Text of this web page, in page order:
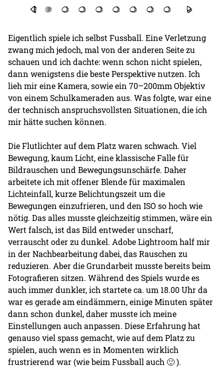
Eigentlich spiele ich selbst Fussball. Eine Verletzung
zwang mich jedoch, mal von der anderen Seite zu
schauen und ich dachte: wenn schon nicht spielen,
dann wenigstens die beste Perspektive nutzen. Ich
lieh mir eine Kamera, sowie ein 70–200mm Objektiv
von einem Schulkameraden aus. Was folgte, war eine
der technisch anspruchsvollsten Situationen, die ich
mir hätte suchen können.
Die Flutlichter auf dem Platz waren schwach. Viel
Bewegung, kaum Licht, eine klassische Falle für
Bildrauschen und Bewegungsunschärfe. Daher
arbeitete ich mit offener Blende für maximalen
Lichteinfall, kurze Belichtungszeit um die
Bewegungen einzufrieren, und den ISO so hoch wie
nötig. Das alles musste gleichzeitig stimmen, wäre ein
Wert falsch, ist das Bild entweder unscharf,
verrauscht oder zu dunkel. Adobe Lightroom half mir
in der Nachbearbeitung dabei, das Rauschen zu
reduzieren. Aber die Grundarbeit musste bereits beim
Fotografieren sitzen. Während des Spiels wurde es
auch immer dunkler, ich startete ca. um 18.00 Uhr da
war es gerade am eindämmern, einige Minuten später
dann schon dunkel, daher musste ich meine
Einstellungen auch anpassen. Diese Erfahrung hat
genauso viel spass gemacht, wie auf dem Platz zu
spielen, auch wenn es in Momenten wirklich
frustrierend war (wie beim Fussball auch 🙂 ).